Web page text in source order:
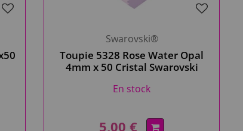
Swarovski®
Toupie 5328 Rose Water Opal
4mm x 50 Cristal Swarovski
En stock
5,00 €